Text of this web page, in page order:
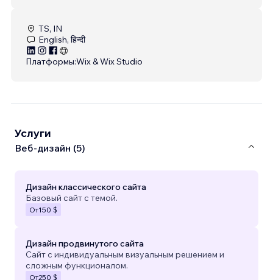
TS, IN
English, हिन्दी
Платформы:Wix & Wix Studio
Услуги
Веб-дизайн (5)
Дизайн классического сайта
Базовый сайт с темой.
От150 $
Дизайн продвинутого сайта
Сайт с индивидуальным визуальным решением и
сложным функционалом.
От250 $